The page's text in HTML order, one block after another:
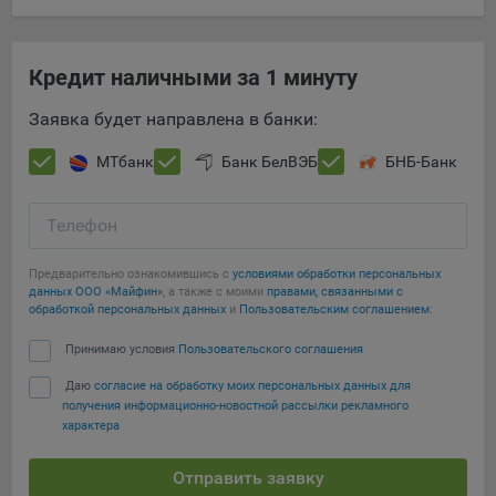
info@myfin.by
Аналитические Cookie
Отключение аналитических cookie-файлов не позволит
числе наиболее и наименее популярные страницы и
Статистические куки позволяют определять предпочтения
Компании, которым мы поручаем обработку
статистических cookies:
Яндекс Метрика – сервис веб-аналитики,
предоставляемый ООО «Яндекс». Адрес: г. Москва, ул.
Льва Толстого, д. 16, 119021.Политика
Кредит наличными за 1 минуту
Заявка будет направлена в банки:
МТбанк Банк БелВЭБ БНБ-Банк
Телефон
Предварительно ознакомившись с условиями обработки персональных
данных ООО «Майфин», а также с моими правами, связанными с
обработкой персональных данных и Пользовательским соглашением:
Принимаю условия Пользовательского соглашения
Даю согласие на обработку моих персональных данных для
получения информационно-новостной рассылки рекламного
характера
Отправить заявку